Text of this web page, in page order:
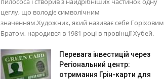
цеглу, що володіє символічним
значенням.Художник, який називає себе Горіховим
Братом, народився в 1981 році в провінції Хубей.
Перевага інвестицій через
Регіональний центр:
отримання Грін-карти для